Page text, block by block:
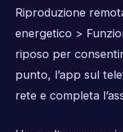
Riproduzione
energetico >
riposo per
punto, l’app sul
rete e completa